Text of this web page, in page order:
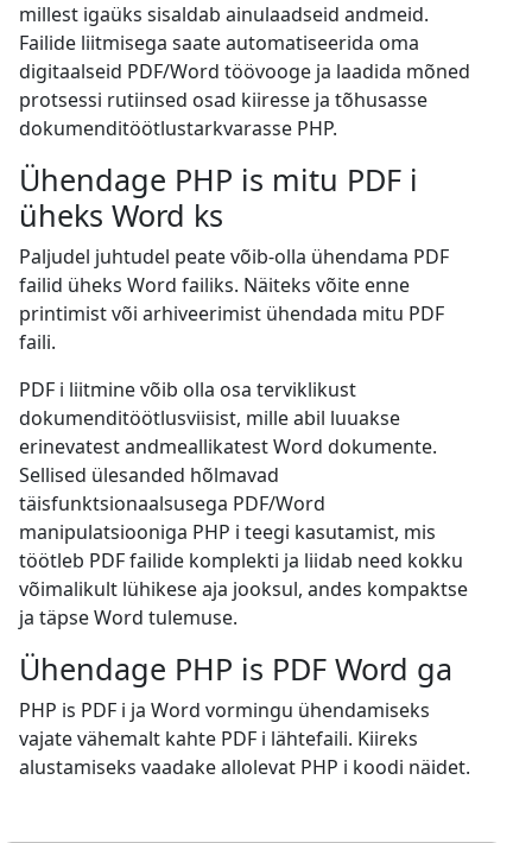
millest igaüks sisaldab ainulaadseid andmeid.
Failide liitmisega saate automatiseerida oma
digitaalseid PDF/Word töövooge ja laadida mõned
protsessi rutiinsed osad kiiresse ja tõhusasse
dokumenditöötlustarkvarasse PHP.
Ühendage PHP is mitu PDF i
üheks Word ks
Paljudel juhtudel peate võib-olla ühendama PDF
failid üheks Word failiks. Näiteks võite enne
printimist või arhiveerimist ühendada mitu PDF
faili.
PDF i liitmine võib olla osa terviklikust
dokumenditöötlusviisist, mille abil luuakse
erinevatest andmeallikatest Word dokumente.
Sellised ülesanded hõlmavad
täisfunktsionaalsusega PDF/Word
manipulatsiooniga PHP i teegi kasutamist, mis
töötleb PDF failide komplekti ja liidab need kokku
võimalikult lühikese aja jooksul, andes kompaktse
ja täpse Word tulemuse.
Ühendage PHP is PDF Word ga
PHP is PDF i ja Word vormingu ühendamiseks
vajate vähemalt kahte PDF i lähtefaili. Kiireks
alustamiseks vaadake allolevat PHP i koodi näidet.